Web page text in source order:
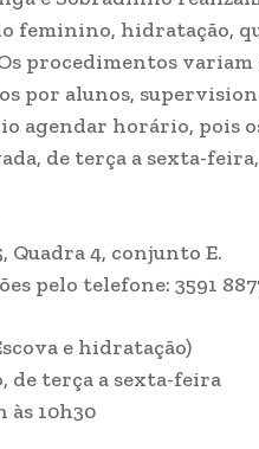
feminino, hidratação,
procedimentos
por alunos,
agendar horário, pois
de terça a sexta-
Quadra 4, conjunto E.
pelo telefone: 3591
e hidratação)
de terça a sexta-feira
às 10h30